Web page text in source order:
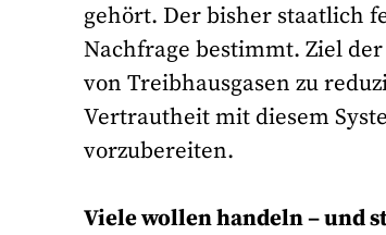
gehört. Der bisher staatlich
Nachfrage bestimmt. Ziel
von Treibhausgasen zu
Vertrautheit mit diesem
vorzubereiten.
Viele wollen handeln – und